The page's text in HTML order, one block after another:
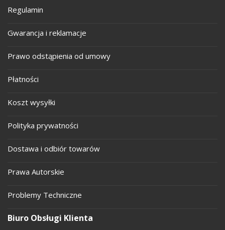
Regulamin
Gwarancja i reklamacje
Prawo odstąpienia od umowy
Płatności
Koszt wysyłki
Polityka prywatności
Dostawa i odbiór towarów
Prawa Autorskie
Problemy Techniczne
Biuro Obsługi Klienta